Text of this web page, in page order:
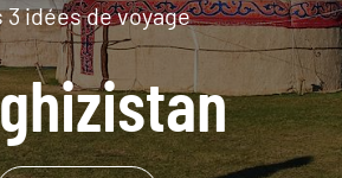
3 idées de voyage